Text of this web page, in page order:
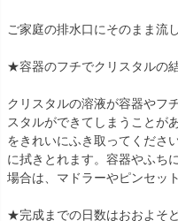
ご家庭の排水口にそのまま流
★容器のフチでクリスタルの
クリスタルの溶液が容器やフ
スタルができてしまうことが
をきれいにふき取ってくださ
に拭きとれます。容器やふち
場合は、マドラーやピンセッ
★完成までの日数はおおよそ